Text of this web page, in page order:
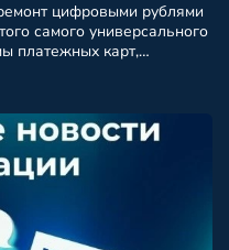
цифровыми рублями
самого универсального
платежных карт,
на 2026 год. Именно для
придется осваивать что-
уже умеют по опыту
[…]